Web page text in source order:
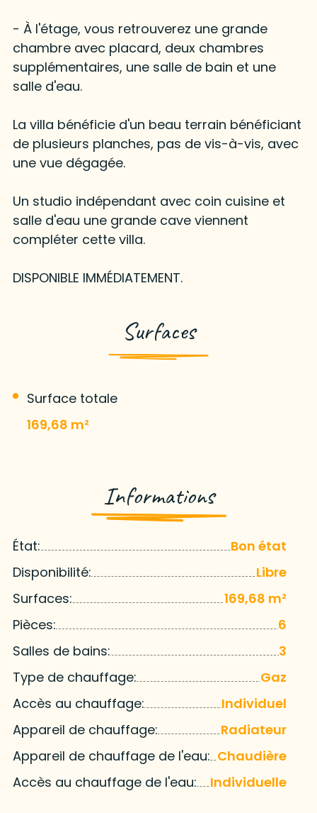
- À l'étage, vous retrouverez une grande
chambre avec placard, deux chambres
supplémentaires, une salle de bain et une
salle d'eau.
La villa bénéficie d'un beau terrain bénéficiant
de plusieurs planches, pas de vis-à-vis, avec
une vue dégagée.
Un studio indépendant avec coin cuisine et
salle d'eau une grande cave viennent
compléter cette villa.
DISPONIBLE IMMÉDIATEMENT.
Surfaces
Surface totale
169,68 m²
Informations
État:
Bon état
Disponibilité:
Libre
Surfaces:
169,68 m²
Pièces:
6
Salles de bains:
3
Type de chauffage:
Gaz
Accès au chauffage:
Individuel
Appareil de chauffage:
Radiateur
Appareil de chauffage de l'eau: Chaudière
Accès au chauffage de l'eau:
Individuelle